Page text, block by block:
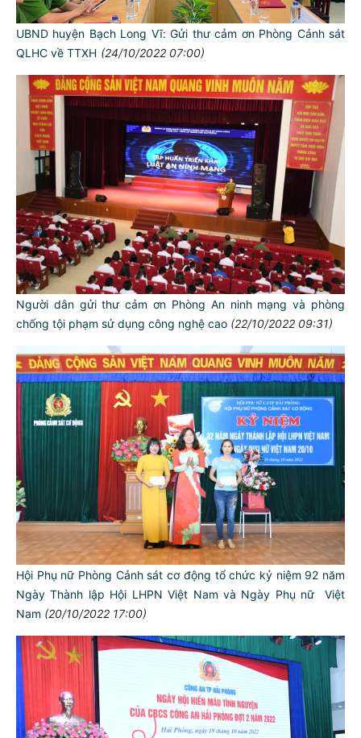
UBND huyện Bạch Long Vĩ: Gửi thư cảm ơn Phòng Cảnh sát
QLHC về TTXH (24/10/2022 07:00)
Người dân gửi thư cảm ơn Phòng An ninh mạng và phòng
chống tội phạm sử dụng công nghệ cao (22/10/2022 09:31)
Hội Phụ nữ Phòng Cảnh sát cơ động tổ chức kỷ niệm 92 năm
Ngày Thành lập Hội LHPN Việt Nam và Ngày Phụ nữ Việt
Nam (20/10/2022 17:00)